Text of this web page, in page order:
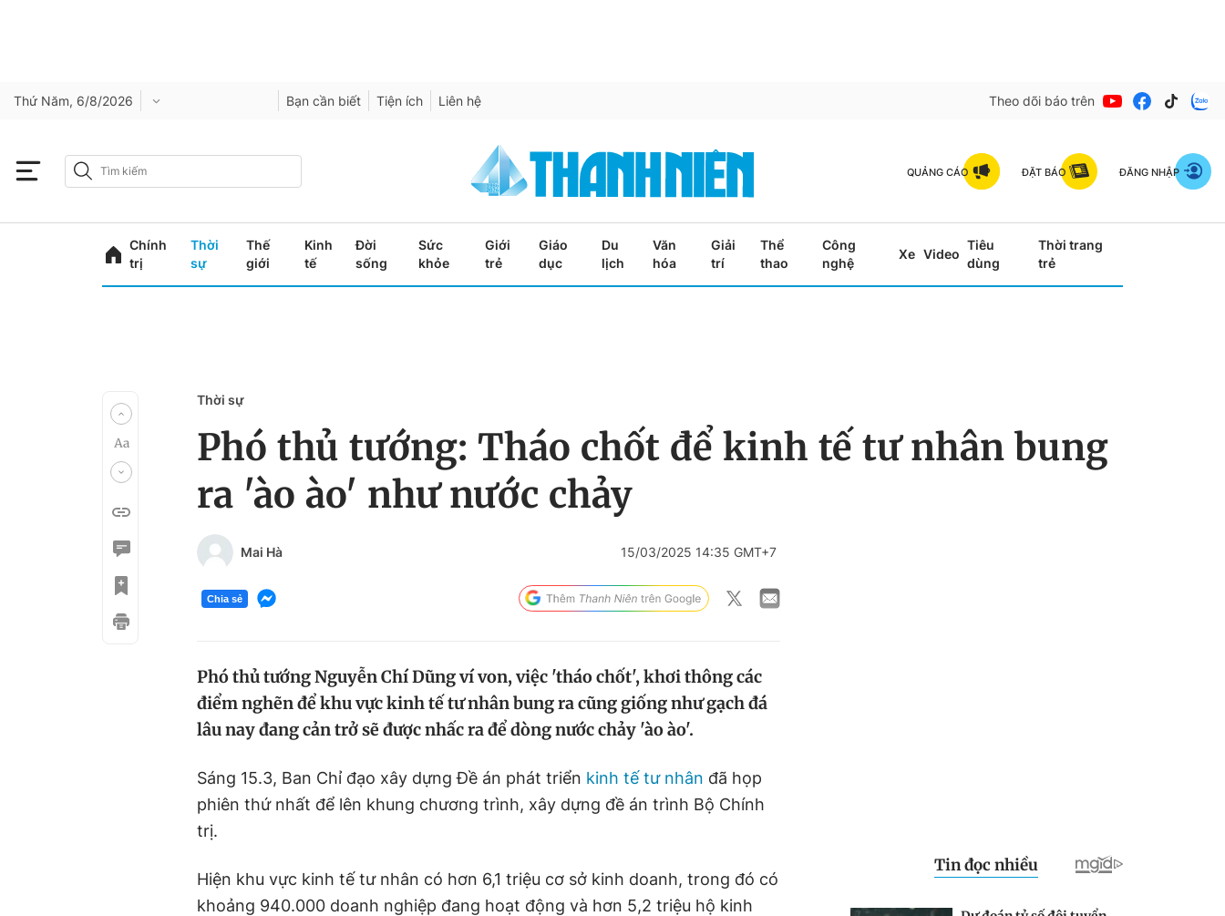
Thứ Năm, 6/8/2026 Bạn cần biết Tiện ích Liên hệ Theo dõi báo trên
QUẢNG CÁO ĐẶT BÁO ĐĂNG NHẬP
Chính
trị
Thời
sự
Thế
giới
Kinh
tế
Đời
sống
Sức
khỏe
Giới
trẻ
Giáo
dục
Du
lịch
Văn
hóa
Giải
trí
Thể
thao
Công
nghệ
Xe Video
Tiêu
dùng
Thời trang
trẻ
Thời sự
Phó thủ tướng: Tháo chốt để kinh tế tư nhân bung
ra 'ào ào' như nước chảy
Mai Hà 15/03/2025 14:35 GMT+7
Chia sẻ
Phó thủ tướng Nguyễn Chí Dũng ví von, việc 'tháo chốt', khơi thông các
điểm nghẽn để khu vực kinh tế tư nhân bung ra cũng giống như gạch đá
lâu nay đang cản trở sẽ được nhấc ra để dòng nước chảy 'ào ào'.
Sáng 15.3, Ban Chỉ đạo xây dựng Đề án phát triển kinh tế tư nhân đã họp
phiên thứ nhất để lên khung chương trình, xây dựng đề án trình Bộ Chính
trị.
Hiện khu vực kinh tế tư nhân có hơn 6,1 triệu cơ sở kinh doanh, trong đó có
khoảng 940.000 doanh nghiệp đang hoạt động và hơn 5,2 triệu hộ kinh